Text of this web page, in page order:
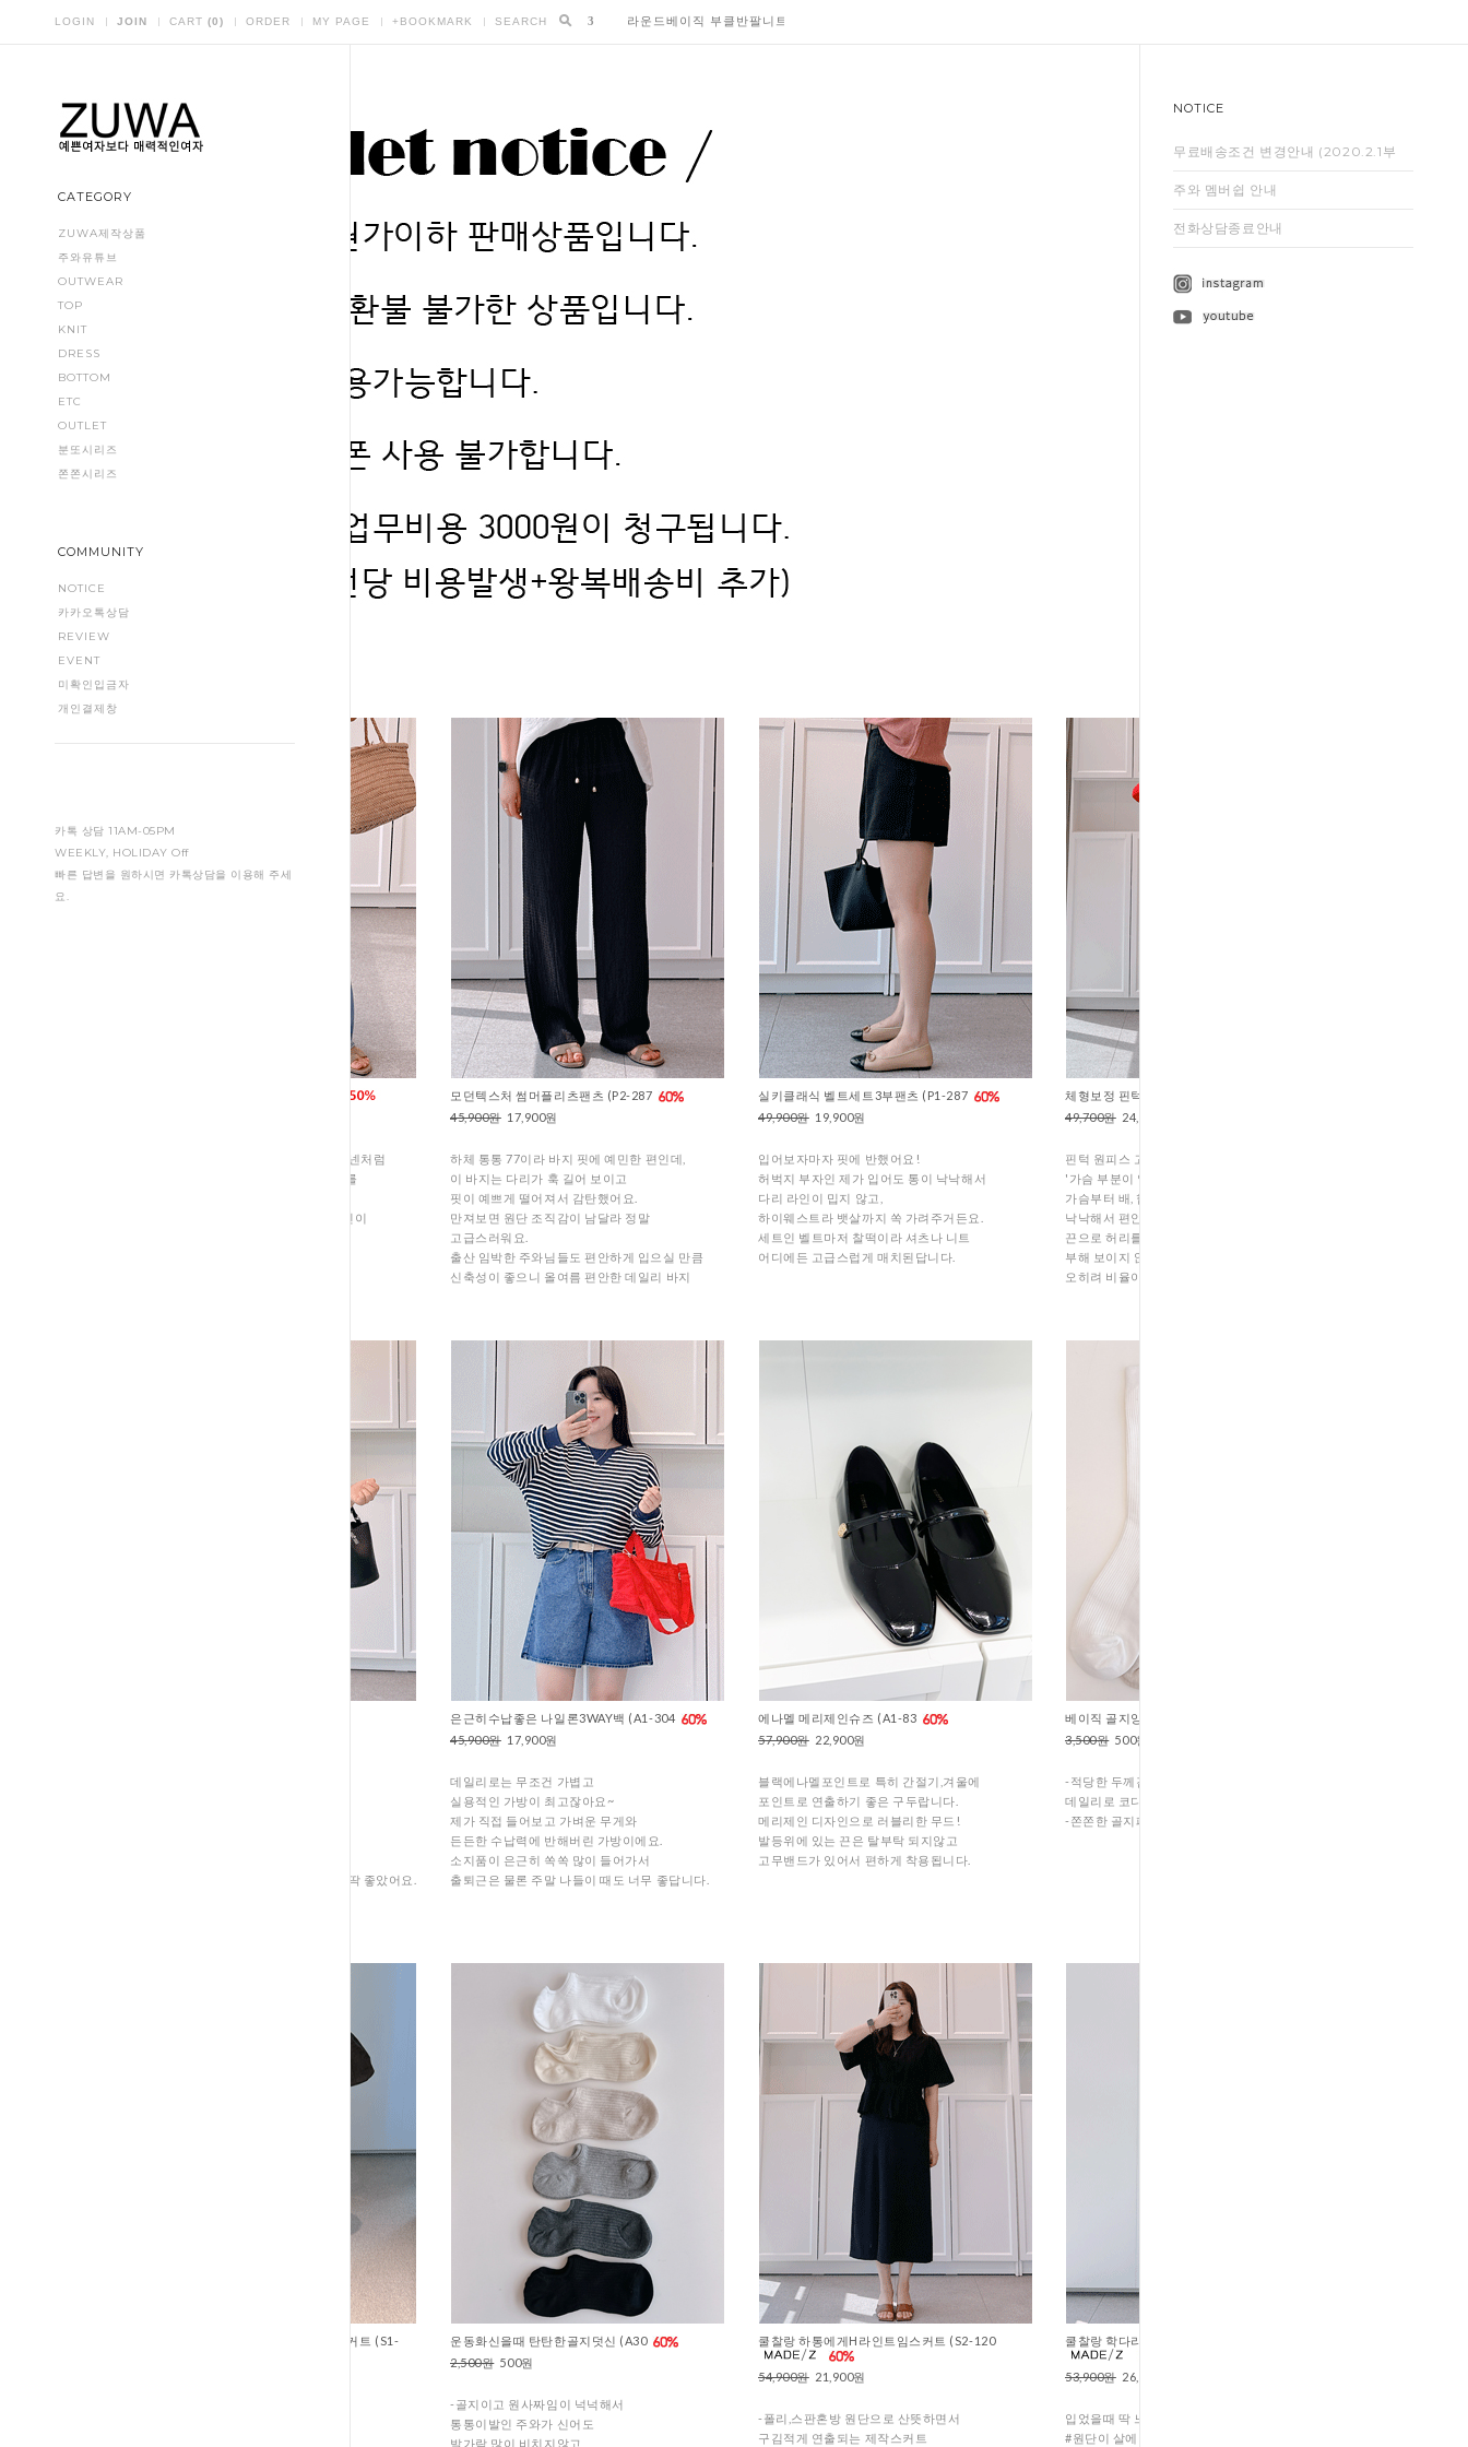
LOGIN JOIN CART (0) ORDER MY PAGE +BOOKMARK SEARCH 3 라운드베이직 부클반팔니트 (K3-197
6 딥크로스딥브이넥 쿨찰랑반팔자켓 (O1-206
8 얼굴화사해지는 링클A블라우스 (B1-139
CATEGORY
ZUWA제작상품
주와유튜브
OUTWEAR
TOP
KNIT
DRESS
BOTTOM
ETC
OUTLET
분또시리즈
쫀쫀시리즈
COMMUNITY
NOTICE
카카오톡상담
REVIEW
EVENT
미확인입금자
개인결제창
카톡 상담 11AM-05PM
WEEKLY, HOLIDAY Off
빠른 답변을 원하시면 카톡상담을 이용해 주세
요.
NOTICE
무료배송조건 변경안내 (2020.2.1부
터...
주와 멤버쉽 안내
전화상담종료안내
코튼 원단에 특수 가공을 더해 마치 린넨처럼
얇고 시원한 쿨링 촉감을 구현한 소재를
얇은 두께감임에도 와이존이나 힙 라인이
모던텍스처 썸머플리츠팬츠 (P2-287
45,900원17,900원
하체 통통 77이라 바지 핏에 예민한 편인데,
이 바지는 다리가 훅 길어 보이고
핏이 예쁘게 떨어져서 감탄했어요.
만져보면 원단 조직감이 남달라 정말
고급스러워요.
출산 임박한 주와님들도 편안하게 입으실 만큼
신축성이 좋으니 올여름 편안한 데일리 바지
실키클래식 벨트세트3부팬츠 (P1-287
49,900원19,900원
입어보자마자 핏에 반했어요!
허벅지 부자인 제가 입어도 통이 낙낙해서
다리 라인이 밉지 않고,
하이웨스트라 뱃살까지 쏙 가려주거든요.
세트인 벨트마저 찰떡이라 셔츠나 니트
어디에든 고급스럽게 매치된답니다.
체형보정 핀턱끈원피스 (D1-456
49,700원24,700원
핀턱 원피스 고를 때 제일 신경 쓰는 게
'가슴 부분이 일자로 떨어지는가' 였는데,
가슴부터 배, 힙까지 이어지는 라인이
낙낙해서 편안한데,
끈으로 허리를 살짝 잡아주니까
부해 보이지 않고
오히려 비율이 좋아 보이더라고요.
너무 쨍하지 않고 예뻐서 포인트 주기 딱 좋았어요.
은근히수납좋은 나일론3WAY백 (A1-304
45,900원17,900원
데일리로는 무조건 가볍고
실용적인 가방이 최고잖아요~
제가 직접 들어보고 가벼운 무게와
든든한 수납력에 반해버린 가방이에요.
소지품이 은근히 쏙쏙 많이 들어가서
출퇴근은 물론 주말 나들이 때도 너무 좋답니다.
에나멜 메리제인슈즈 (A1-83
57,900원22,900원
블랙에나멜포인트로 특히 간절기,겨울에
포인트로 연출하기 좋은 구두랍니다.
메리제인 디자인으로 러블리한 무드!
발등위에 있는 끈은 탈부탁 되지않고
고무밴드가 있어서 편하게 착용됩니다.
베이직 골지양말 (A1-85
3,500원500원
-적당한 두께감으로 4계절 내내
데일리로 코디하기좋은 양말이예요!
-쫀쫀한 골지패턴으로 깔끔한 디자인
흐트러짐없는완벽한실루엣 칼주름스커트 (S1-
운동화신을때 탄탄한골지덧신 (A30
2,500원500원
-골지이고 원사짜임이 넉넉해서
통통이발인 주와가 신어도
발가락 많이 비치지않고
쿨찰랑 하통에게H라인트임스커트 (S2-120
54,900원21,900원
-폴리,스판혼방 원단으로 산뜻하면서
구김적게 연출되는 제작스커트
쿨찰랑 학다리슬랙스 (P15
53,900원26,900원
입었을때 딱 느낀게 두가지 있어요^^
#원단이 살에 닿는 느낌 진짜 시원하다!